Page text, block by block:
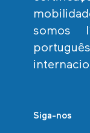
somos
Siga-nos